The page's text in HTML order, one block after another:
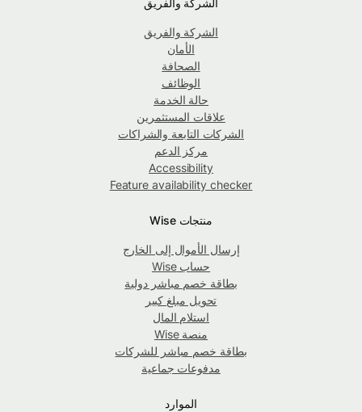
الشركة والفريق
الشركة والفريق
الأمان
الصحافة
الوظائف
حالة الخدمة
علاقات المستثمرين
الشركات التابعة والشراكات
مركز الدعم
Accessibility
Feature availability checker
منتجات Wise
إرسال الأموال إلى الخارج
حساب Wise
بطاقة خصم مباشر دولية
تحويل مبلغ كبير
استلام المال
منصة Wise
بطاقة خصم مباشر للشركات
مدفوعات جماعية
الموارد